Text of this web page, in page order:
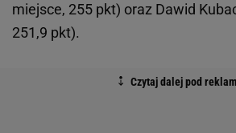
miejsce, 255 pkt) oraz Dawid
251,9 pkt).